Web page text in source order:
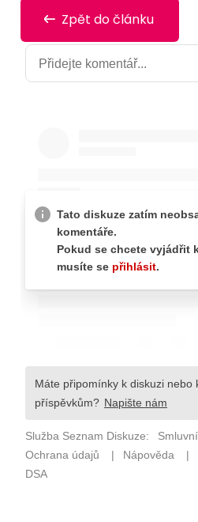
Zpět do článku